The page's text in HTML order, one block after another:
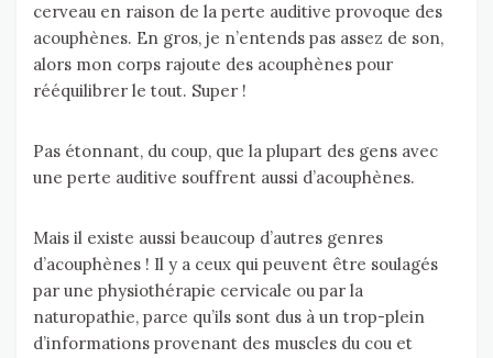
cerveau en raison de la perte auditive provoque des
acouphènes. En gros, je n’entends pas assez de son,
alors mon corps rajoute des acouphènes pour
rééquilibrer le tout. Super !
Pas étonnant, du coup, que la plupart des gens avec
une perte auditive souffrent aussi d’acouphènes.
Mais il existe aussi beaucoup d’autres genres
d’acouphènes ! Il y a ceux qui peuvent être soulagés
par une physiothérapie cervicale ou par la
naturopathie, parce qu’ils sont dus à un trop-plein
d’informations provenant des muscles du cou et